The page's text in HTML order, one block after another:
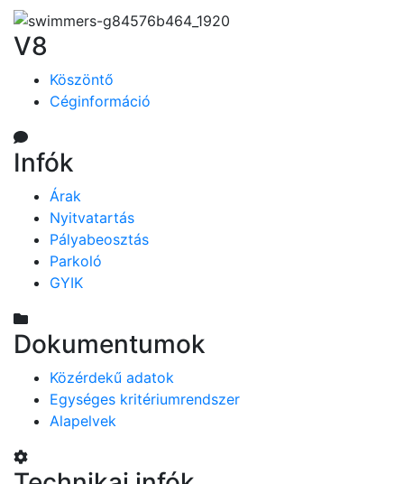
V8
Köszöntő
Céginformáció
Infók
Árak
Nyitvatartás
Pályabeosztás
Parkoló
GYIK
Dokumentumok
Közérdekű adatok
Egységes kritériumrendszer
Alapelvek